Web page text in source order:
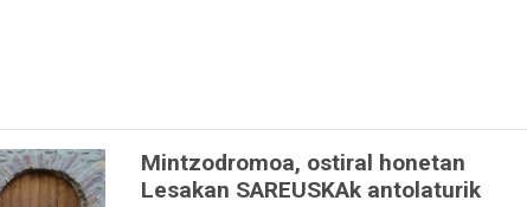
Mintzodromoa, ostiral honetan
Lesakan SAREUSKAk antolaturik